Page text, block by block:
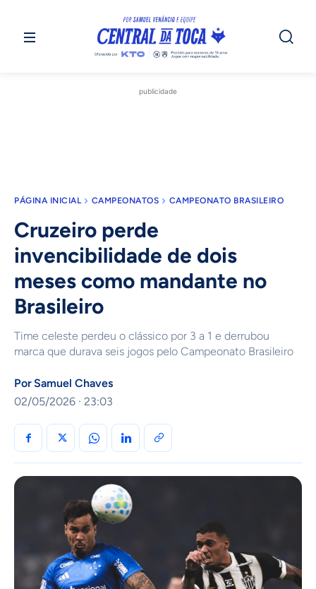
publicidade
PÁGINA INICIAL CAMPEONATOS CAMPEONATO BRASILEIRO
Cruzeiro perde
invencibilidade de dois
meses como mandante no
Brasileiro
Time celeste perdeu o clássico por 3 a 1 e derrubou
marca que durava seis jogos pelo Campeonato Brasileiro
Por Samuel Chaves
02/05/2026 · 23:03